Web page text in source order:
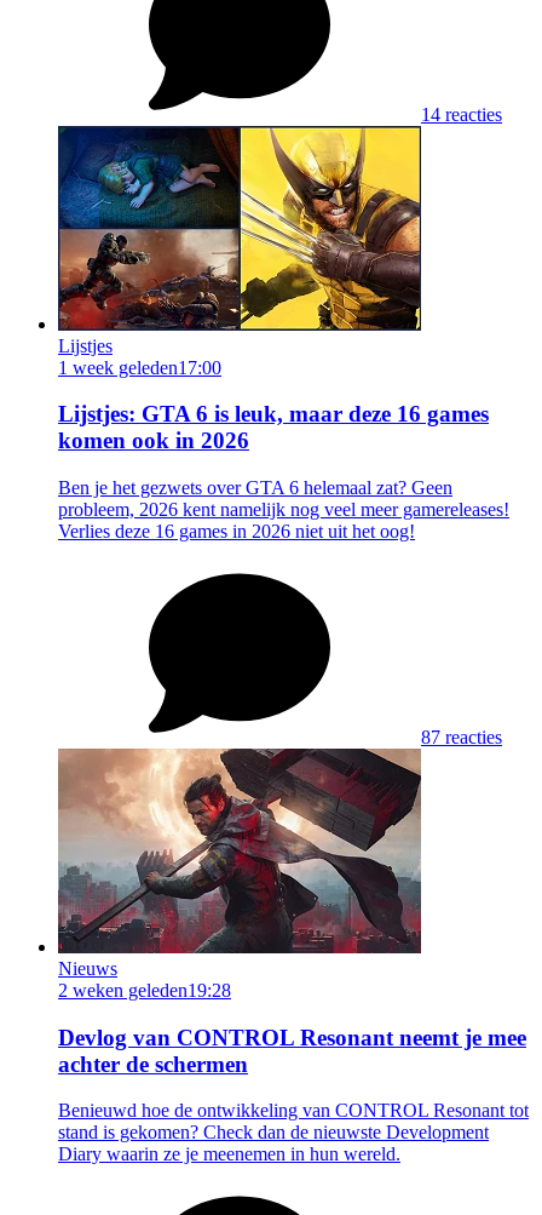
14 reacties
Lijstjes
1 week geleden17:00
Lijstjes: GTA 6 is leuk, maar deze 16 games
komen ook in 2026
Ben je het gezwets over GTA 6 helemaal zat? Geen
probleem, 2026 kent namelijk nog veel meer gamereleases!
Verlies deze 16 games in 2026 niet uit het oog!
87 reacties
Nieuws
2 weken geleden19:28
Devlog van CONTROL Resonant neemt je mee
achter de schermen
Benieuwd hoe de ontwikkeling van CONTROL Resonant tot
stand is gekomen? Check dan de nieuwste Development
Diary waarin ze je meenemen in hun wereld.